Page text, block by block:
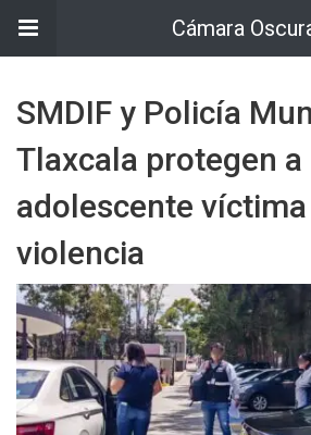
Cámara
SMDIF y Policía
Tlaxcala protegen a
adolescente
violencia